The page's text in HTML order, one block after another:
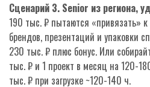
Сценарий 3. Senior из региона,
190 тыс. ₽ пытаются «привязать» к
брендов, презентаций и упаковки
230 тыс. ₽ плюс бонус. Или
тыс. ₽ и 1 проект в месяц на 120-
тыс. ₽ при загрузке ~120-140 ч.